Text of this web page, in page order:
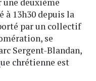
deuxième
à 13h30 depuis la
par un collectif
se
Sergent-Blandan,
chrétienne est